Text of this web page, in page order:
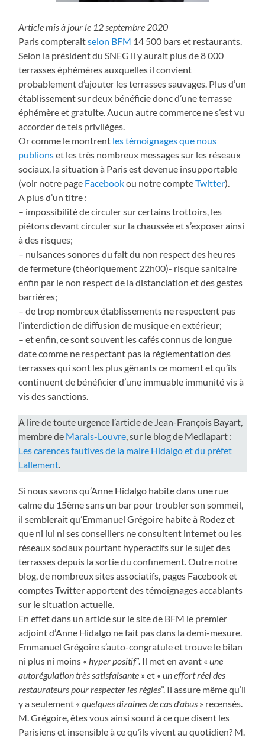
Article mis à jour le 12 septembre 2020
Paris compteraitselon BFM 14 500 bars et restaurants.
Selon la président du SNEG il y aurait plus de 8 000
terrasses éphémères auxquelles il convient
probablement d’ajouter les terrasses sauvages. Plus d’un
établissement sur deux bénéficie donc d’une terrasse
éphémère et gratuite. Aucun autre commerce ne s’est vu
accorder de tels privilèges.
Or comme le montrent les témoignages que nous
publionset les très nombreux messages sur les réseaux
sociaux, la situation à Paris est devenue insupportable
(voir notre page Facebookou notre compteTwitter).
A plus d’un titre :
– impossibilité de circuler sur certains trottoirs, les
piétons devant circuler sur la chaussée et s’exposer ainsi
à des risques;
– nuisances sonores du fait du non respect des heures
de fermeture (théoriquement 22h00)- risque sanitaire
enfin par le non respect de la distanciation et des gestes
barrières;
– de trop nombreux établissements ne respectent pas
l’interdiction de diffusion de musique en extérieur;
– et enfin, ce sont souvent les cafés connus de longue
date comme ne respectant pas la réglementation des
terrasses qui sont les plus gênants ce moment et qu’ils
continuent de bénéficier d’une immuable immunité vis à
vis des sanctions.
A lire de toute urgence l’article de Jean-François Bayart,
membre de Marais-Louvre , sur le blog de Mediapart :
Les carences fautives de la maire Hidalgo et du préfet
Lallement
Si nous savons qu’Anne Hidalgo habite dans une rue
calme du 15ème sans un bar pour troubler son sommeil,
il semblerait qu’Emmanuel Grégoire habite à Rodez et
que ni lui ni ses conseillers ne consultent internet ou les
réseaux sociaux pourtant hyperactifs sur le sujet des
terrasses depuis la sortie du confinement. Outre notre
blog, de nombreux sites associatifs, pages Facebook et
comptes Twitter apportent des témoignages accablants
sur le situation actuelle.
En effet dans un article sur le site de BFM le premier
adjoint d’Anne Hidalgo ne fait pas dans la demi-mesure.
Emmanuel Grégoire s’auto-congratule et trouve le bilan
ni plus ni moins « hyper positif”. Il met en avant «une
autorégulation très satisfaisante » et «un effort réel des
restaurateurs pour respecter les règles”. Il assure même qu’il
y a seulement «quelques dizaines de cas d’abus » recensés.
M. Grégoire, êtes vous ainsi sourd à ce que disent les
Parisiens et insensible à ce qu’ils vivent au quotidien? M.